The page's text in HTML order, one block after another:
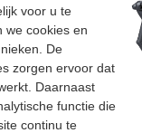
voor u te
we cookies en
De
zorgen ervoor dat
Daarnaast
functie die
continu te
Bekijk de specificaties en
Direct leverbaar
Morgen in huis
Prijs per ml € 0,21
€ 1.342,50